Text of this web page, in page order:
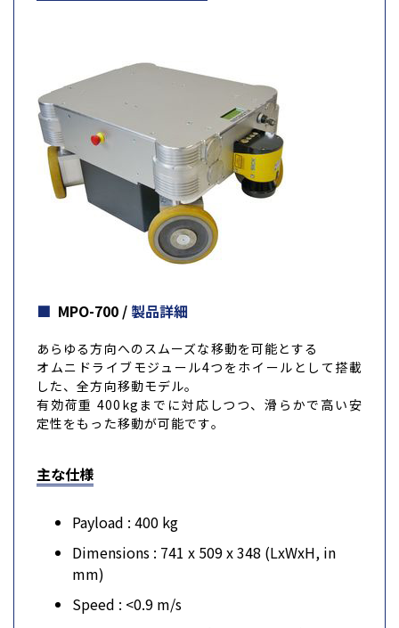
MPO-700 / 製品詳細
あらゆる方向へのスムーズな移動を可能とする
オムニドライブモジュール4つをホイールとして搭載
した、全方向移動モデル。
有効荷重 400kgまでに対応しつつ、滑らかで高い安
定性をもった移動が可能です。
主な仕様
Payload : 400 kg
Dimensions : 741 x 509 x 348 (LxWxH, in
mm)
Speed : <0.9 m/s